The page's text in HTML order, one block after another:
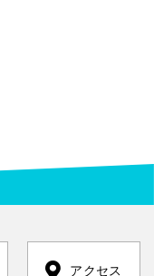
アクセス